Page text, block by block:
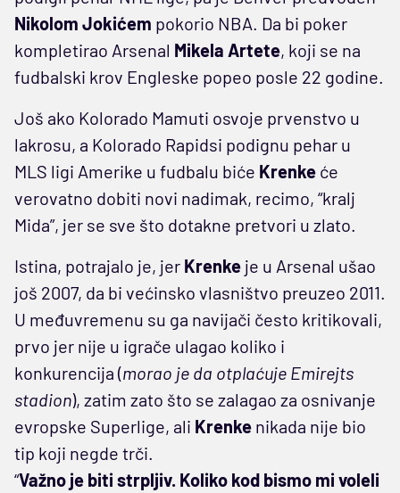
Nikolom Jokićem pokorio NBA. Da bi poker
kompletirao Arsenal Mikela Artete, koji se na
fudbalski krov Engleske popeo posle 22 godine.
Još ako Kolorado Mamuti osvoje prvenstvo u
lakrosu, a Kolorado Rapidsi podignu pehar u
MLS ligi Amerike u fudbalu biće Krenke će
verovatno dobiti novi nadimak, recimo, “kralj
Mida”, jer se sve što dotakne pretvori u zlato.
Istina, potrajalo je, jer Krenke je u Arsenal ušao
još 2007, da bi većinsko vlasništvo preuzeo 2011.
U međuvremenu su ga navijači često kritikovali,
prvo jer nije u igrače ulagao koliko i
konkurencija (morao je da otplaćuje Emirejts
stadion), zatim zato što se zalagao za osnivanje
evropske Superlige, ali Krenke nikada nije bio
tip koji negde trči.
“Važno je biti strpljiv. Koliko kod bismo mi voleli